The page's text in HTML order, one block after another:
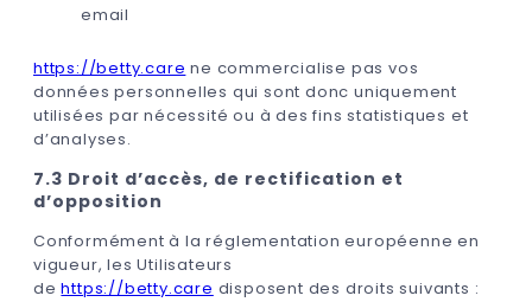
email
https://betty.care ne commercialise pas vos
données personnelles qui sont donc uniquement
utilisées par nécessité ou à des fins statistiques et
d’analyses.
7.3 Droit d’accès, de rectification et
d’opposition
Conformément à la réglementation européenne en
vigueur, les Utilisateurs
dehttps://betty.care disposent des droits suivants :